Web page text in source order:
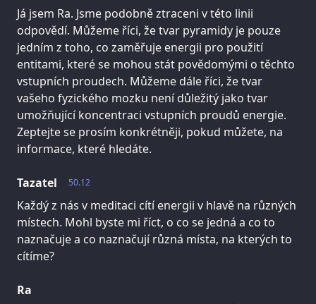
Já jsem Ra. Jsme podobně ztraceni v této linii
odpovědí. Můžeme říci, že tvar pyramidy je pouze
jedním z toho, co zaměřuje energii pro použití
entitami, které se mohou stát povědomými o těchto
vstupních proudech. Můžeme dále říci, že tvar
vašeho fyzického mozku není důležitý jako tvar
umožňující koncentraci vstupních proudů energie.
Zeptejte se prosím konkrétněji, pokud můžete, na
informace, které hledáte.
50.12
Tazatel
Každý z nás v meditaci cítí energii v hlavě na různých
místech. Mohl byste mi říct, o co se jedná a co to
naznačuje a co naznačují různá místa, na kterých to
cítíme?
Ra